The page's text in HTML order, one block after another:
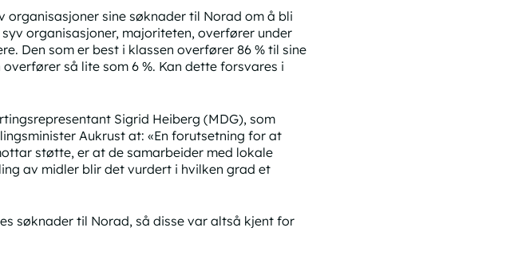
organisasjoner sine søknader til Norad om å bli
organisasjoner, majoriteten, overfører under
Den som er best i klassen overfører 86 % til sine
så lite som 6 %. Kan dette forsvares i
Sigrid Heiberg (MDG), som
Aukrust at: «En forutsetning for at
støtte, er at de samarbeider med lokale
av midler blir det vurdert i hvilken grad et
søknader til Norad, så disse var altså kjent for